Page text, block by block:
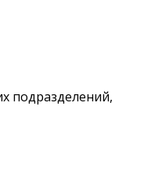
подразделений,